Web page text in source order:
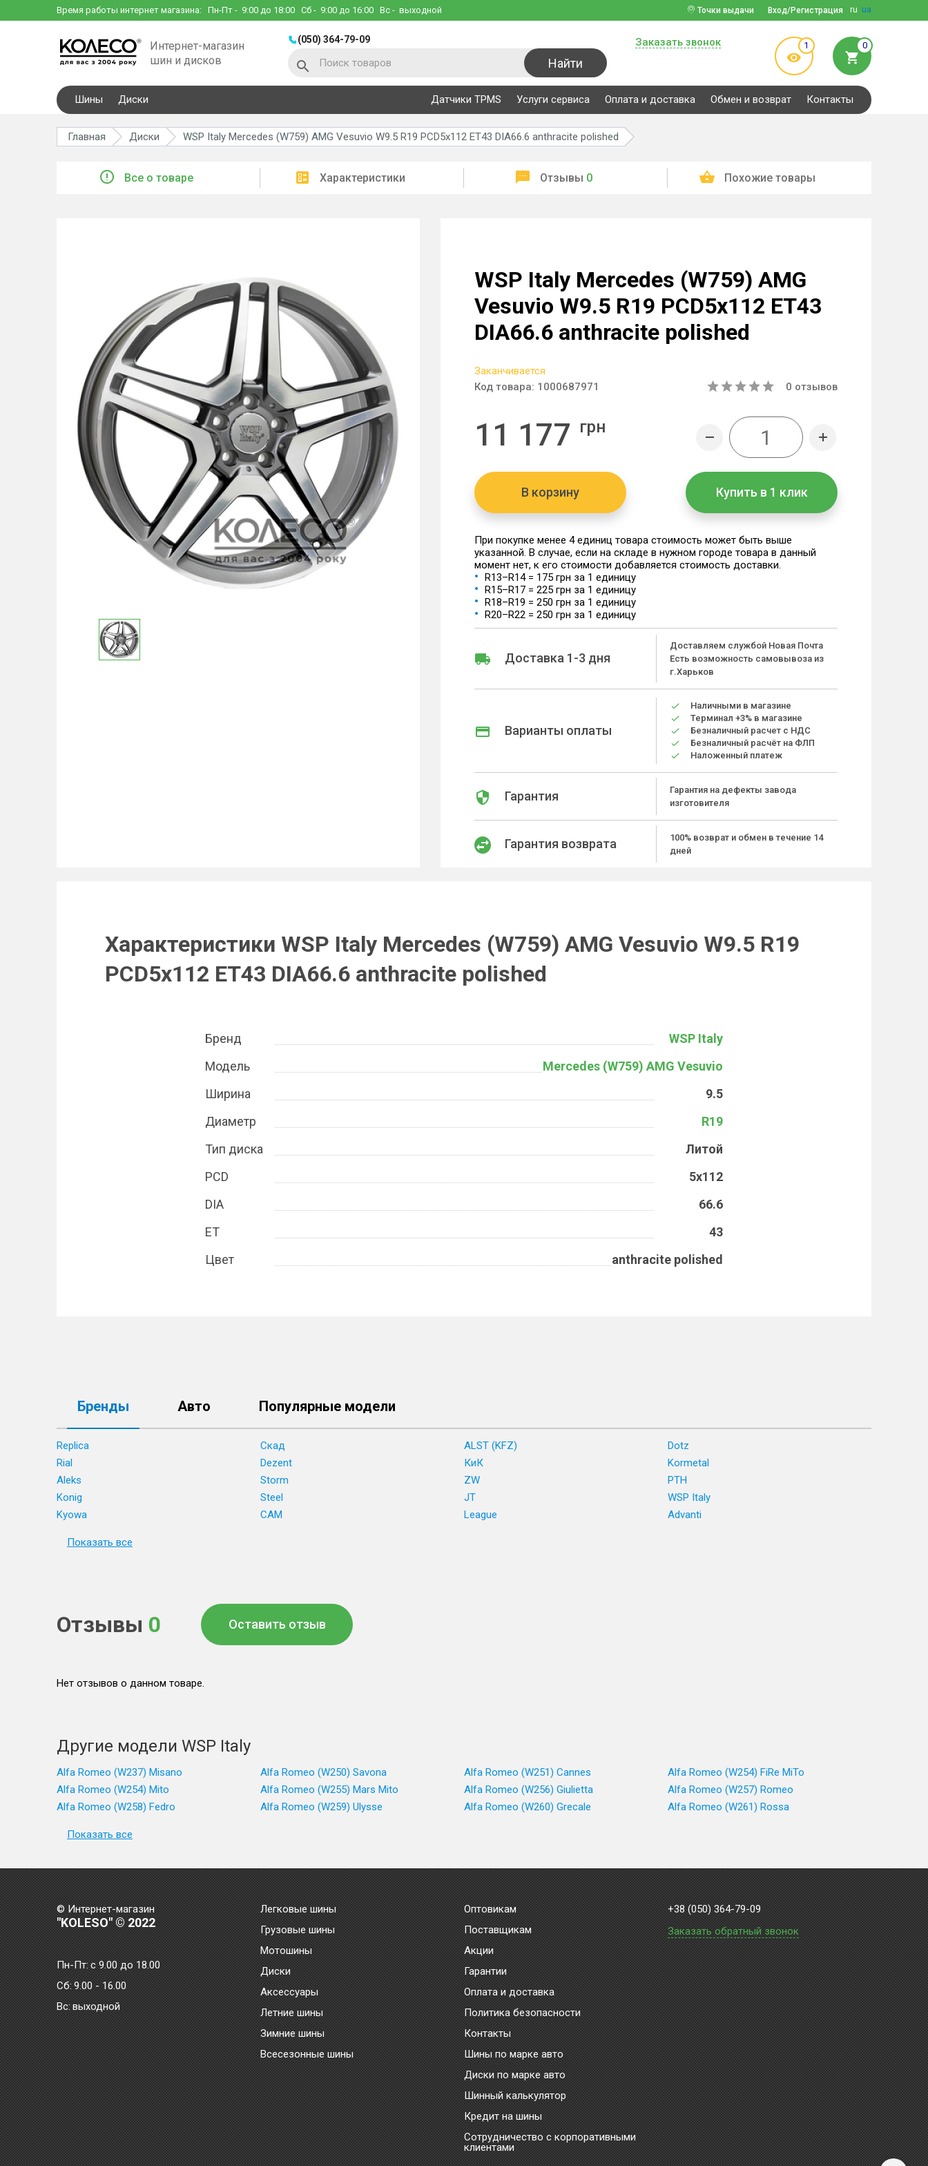
Время работы интернет магазина: Пн-Пт - 9:00 до 18:00 Сб - 9:00 до 16:00 Вс - выходной ru ua
Вход/Регистрация
Точки выдачи
Интернет-магазин
шин и дисков
(050) 364-79-09
Найти
Заказать звонок 1 0
Шины Диски Датчики TPMS Услуги сервиса Оплата и доставка Обмен и возврат Контакты
Главная Диски WSP Italy Mercedes (W759) AMG Vesuvio W9.5 R19 PCD5x112 ET43 DIA66.6 anthracite polished
Все о товаре Характеристики Отзывы 0 Похожие товары
WSP Italy Mercedes (W759) AMG
Vesuvio W9.5 R19 PCD5x112 ET43
DIA66.6 anthracite polished
Заканчивается
Код товара: 1000687971 0 отзывов
11 177 грн
В корзину Купить в 1 клик
При покупке менее 4 единиц товара стоимость может быть выше
указанной. В случае, если на складе в нужном городе товара в данный
момент нет, к его стоимости добавляется стоимость доставки.
R13–R14 = 175 грн за 1 единицу
R15–R17 = 225 грн за 1 единицу
R18–R19 = 250 грн за 1 единицу
R20–R22 = 250 грн за 1 единицу
Доставка 1-3 дня
Доставляем службой Новая Почта
Есть возможность самовывоза из
г.Харьков
Варианты оплаты
Наличными в магазине
Терминал +3% в магазине
Безналичный расчет с НДС
Безналичный расчёт на ФЛП
Наложенный платеж
Гарантия
Гарантия на дефекты завода
изготовителя
Гарантия возврата
100% возврат и обмен в течение 14
дней
Характеристики WSP Italy Mercedes (W759) AMG Vesuvio W9.5 R19
PCD5x112 ET43 DIA66.6 anthracite polished
Бренд
WSP Italy
Модель
Mercedes (W759) AMG Vesuvio
Ширина
9.5
Диаметр
R19
Тип диска
Литой
PCD
5x112
DIA
66.6
ET
43
Цвет
anthracite polished
Бренды Авто Популярные модели
Replica Скад ALST (KFZ)
Dotz
Rial
Dezent КиК
Kormetal
Aleks
Storm ZW
PTH
Konig
Steel JT
WSP Italy
Kyowa
CAM League Advanti
Показать все
Отзывы 0 Оставить отзыв
Нет отзывов о данном товаре.
Другие модели WSP Italy
Alfa Romeo (W237) Misano Alfa Romeo (W250) Savona Alfa Romeo (W251) Cannes
Alfa Romeo (W254) FiRe MiTo
Alfa Romeo (W254) Mito
Alfa Romeo (W255) Mars Mito Alfa Romeo (W256) Giulietta
Alfa Romeo (W257) Romeo
Alfa Romeo (W258) Fedro
Alfa Romeo (W259) Ulysse Alfa Romeo (W260) Grecale Alfa Romeo (W261) Rossa
Показать все
© Интернет-магазин
"KOLESO" © 2022
Пн-Пт:с 9.00 до 18.00
Сб: 9.00 - 16.00
Bc: выходной
Легковые шины
Грузовые шины
Мотошины
Диски
Аксессуары
Летние шины
Зимние шины
Всесезонные шины
Оптовикам
Поставщикам
Акции
Гарантии
Оплата и доставка
Политика безопасности
Контакты
Шины по марке авто
Диски по марке авто
Шинный калькулятор
Кредит на шины
Сотрудничество с корпоративными
клиентами
+38 (050) 364-79-09
Заказать обратный звонок